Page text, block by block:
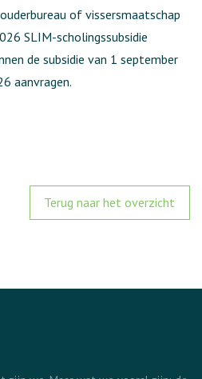
of vissersmaatschap
SLIM-scholingssubsidie
de subsidie van 1 september
aanvragen.
Terug naar het overzicht